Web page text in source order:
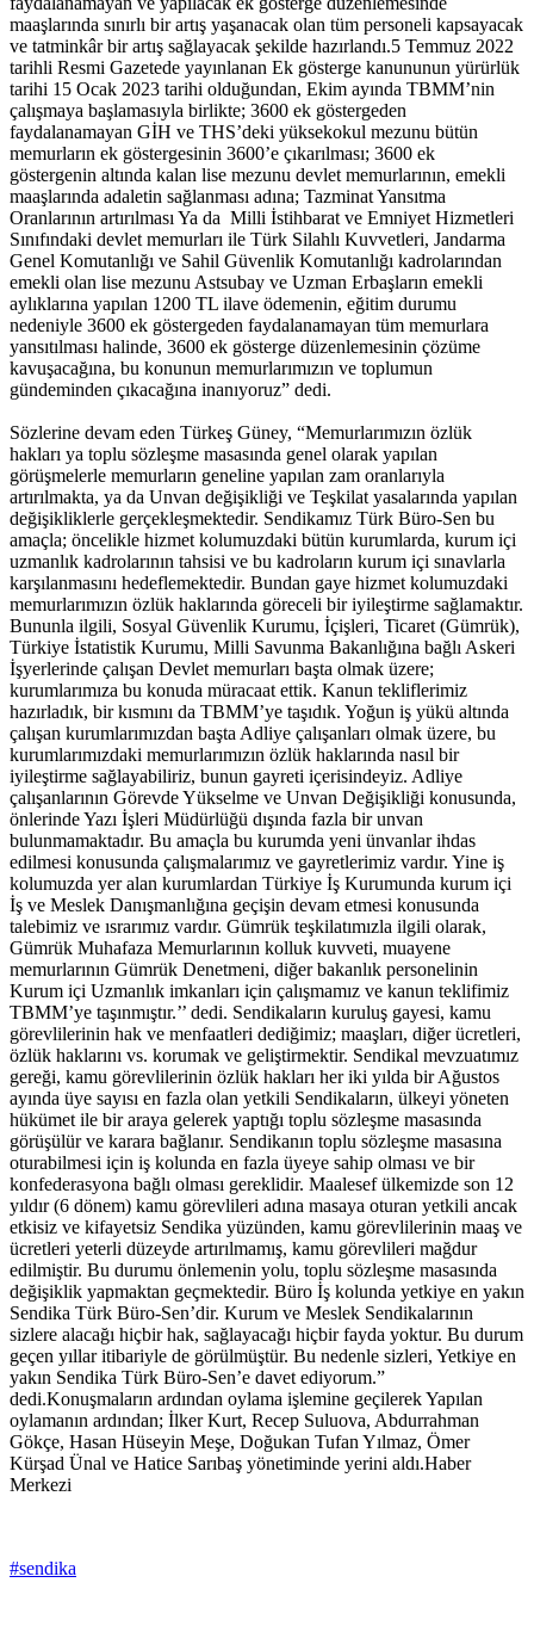
maaşlarında sınırlı bir artış yaşanacak olan tüm personeli kapsayacak
ve tatminkâr bir artış sağlayacak şekilde hazırlandı.5 Temmuz 2022
tarihli Resmi Gazetede yayınlanan Ek gösterge kanununun yürürlük
tarihi 15 Ocak 2023 tarihi olduğundan, Ekim ayında TBMM’nin
çalışmaya başlamasıyla birlikte; 3600 ek göstergeden
faydalanamayan GİH ve THS’deki yüksekokul mezunu bütün
memurların ek göstergesinin 3600’e çıkarılması; 3600 ek
göstergenin altında kalan lise mezunu devlet memurlarının, emekli
maaşlarında adaletin sağlanması adına; Tazminat Yansıtma
Oranlarının artırılması Ya da Milli İstihbarat ve Emniyet Hizmetleri
Sınıfındaki devlet memurları ile Türk Silahlı Kuvvetleri, Jandarma
Genel Komutanlığı ve Sahil Güvenlik Komutanlığı kadrolarından
emekli olan lise mezunu Astsubay ve Uzman Erbaşların emekli
aylıklarına yapılan 1200 TL ilave ödemenin, eğitim durumu
nedeniyle 3600 ek göstergeden faydalanamayan tüm memurlara
yansıtılması halinde, 3600 ek gösterge düzenlemesinin çözüme
kavuşacağına, bu konunun memurlarımızın ve toplumun
gündeminden çıkacağına inanıyoruz” dedi.
Sözlerine devam eden Türkeş Güney, “Memurlarımızın özlük
hakları ya toplu sözleşme masasında genel olarak yapılan
görüşmelerle memurların geneline yapılan zam oranlarıyla
artırılmakta, ya da Unvan değişikliği ve Teşkilat yasalarında yapılan
değişikliklerle gerçekleşmektedir. Sendikamız Türk Büro-Sen bu
amaçla; öncelikle hizmet kolumuzdaki bütün kurumlarda, kurum içi
uzmanlık kadrolarının tahsisi ve bu kadroların kurum içi sınavlarla
karşılanmasını hedeflemektedir. Bundan gaye hizmet kolumuzdaki
memurlarımızın özlük haklarında göreceli bir iyileştirme sağlamaktır.
Bununla ilgili, Sosyal Güvenlik Kurumu, İçişleri, Ticaret (Gümrük),
Türkiye İstatistik Kurumu, Milli Savunma Bakanlığına bağlı Askeri
İşyerlerinde çalışan Devlet memurları başta olmak üzere;
kurumlarımıza bu konuda müracaat ettik. Kanun tekliflerimiz
hazırladık, bir kısmını da TBMM’ye taşıdık. Yoğun iş yükü altında
çalışan kurumlarımızdan başta Adliye çalışanları olmak üzere, bu
kurumlarımızdaki memurlarımızın özlük haklarında nasıl bir
iyileştirme sağlayabiliriz, bunun gayreti içerisindeyiz. Adliye
çalışanlarının Görevde Yükselme ve Unvan Değişikliği konusunda,
önlerinde Yazı İşleri Müdürlüğü dışında fazla bir unvan
bulunmamaktadır. Bu amaçla bu kurumda yeni ünvanlar ihdas
edilmesi konusunda çalışmalarımız ve gayretlerimiz vardır. Yine iş
kolumuzda yer alan kurumlardan Türkiye İş Kurumunda kurum içi
İş ve Meslek Danışmanlığına geçişin devam etmesi konusunda
talebimiz ve ısrarımız vardır. Gümrük teşkilatımızla ilgili olarak,
Gümrük Muhafaza Memurlarının kolluk kuvveti, muayene
memurlarının Gümrük Denetmeni, diğer bakanlık personelinin
Kurum içi Uzmanlık imkanları için çalışmamız ve kanun teklifimiz
TBMM’ye taşınmıştır.’’ dedi. Sendikaların kuruluş gayesi, kamu
görevlilerinin hak ve menfaatleri dediğimiz; maaşları, diğer ücretleri,
özlük haklarını vs. korumak ve geliştirmektir. Sendikal mevzuatımız
gereği, kamu görevlilerinin özlük hakları her iki yılda bir Ağustos
ayında üye sayısı en fazla olan yetkili Sendikaların, ülkeyi yöneten
hükümet ile bir araya gelerek yaptığı toplu sözleşme masasında
görüşülür ve karara bağlanır. Sendikanın toplu sözleşme masasına
oturabilmesi için iş kolunda en fazla üyeye sahip olması ve bir
konfederasyona bağlı olması gereklidir. Maalesef ülkemizde son 12
yıldır (6 dönem) kamu görevlileri adına masaya oturan yetkili ancak
etkisiz ve kifayetsiz Sendika yüzünden, kamu görevlilerinin maaş ve
ücretleri yeterli düzeyde artırılmamış, kamu görevlileri mağdur
edilmiştir. Bu durumu önlemenin yolu, toplu sözleşme masasında
değişiklik yapmaktan geçmektedir. Büro İş kolunda yetkiye en yakın
Sendika Türk Büro-Sen’dir. Kurum ve Meslek Sendikalarının
sizlere alacağı hiçbir hak, sağlayacağı hiçbir fayda yoktur. Bu durum
geçen yıllar itibariyle de görülmüştür. Bu nedenle sizleri, Yetkiye en
yakın Sendika Türk Büro-Sen’e davet ediyorum.”
dedi.Konuşmaların ardından oylama işlemine geçilerek Yapılan
oylamanın ardından; İlker Kurt, Recep Suluova, Abdurrahman
Gökçe, Hasan Hüseyin Meşe, Doğukan Tufan Yılmaz, Ömer
Kürşad Ünal ve Hatice Sarıbaş yönetiminde yerini aldı.Haber
Merkezi
#sendika